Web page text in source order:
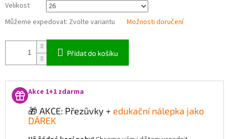
cena:
Velikost
Můžeme expedovat: Zvolte variantu Možnosti doručení
Přidat do košíku
Akce 1+1 zdarma
🎁 AKCE: Přezůvky + edukační nálepka jako
DÁREK